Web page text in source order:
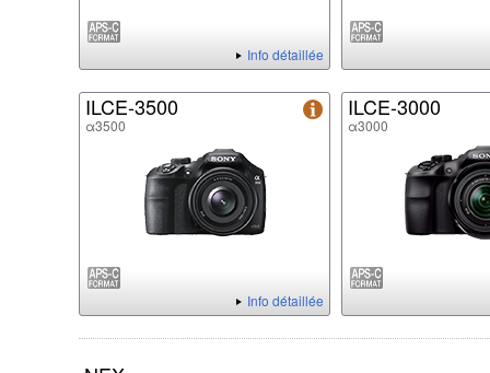
Info détaillée
ILCE-3500
α3500
Info détaillée
ILCE-3000
α3000